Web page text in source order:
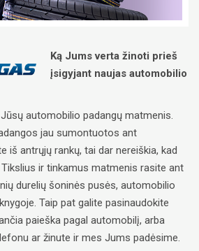
Ką Jums verta žinoti prieš
įsigyjant naujas automobilio
automobilio padangų matmenis.
jau sumontuotos ant
iš antrųjų rankų, tai dar nereiškia, kad
ir tinkamus matmenis rasite ant
durelių šoninės pusės, automobilio
Taip pat galite pasinaudokite
paieška pagal automobilį, arba
ar žinute ir mes Jums padėsime.